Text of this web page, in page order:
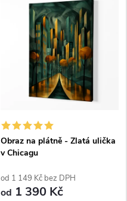
Obraz na plátně - Zlatá ulička
v Chicagu
od 1 149 Kč bez DPH
od 1 390 Kč